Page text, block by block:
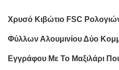
Χρυσό Κιβώτιο FSC
Φύλλων Αλουμινίου Δύο
Εγγράφου Με Το Μαξιλάρι Που